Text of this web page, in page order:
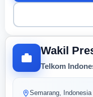
Wakil
Telkom
Semarang, Indonesia